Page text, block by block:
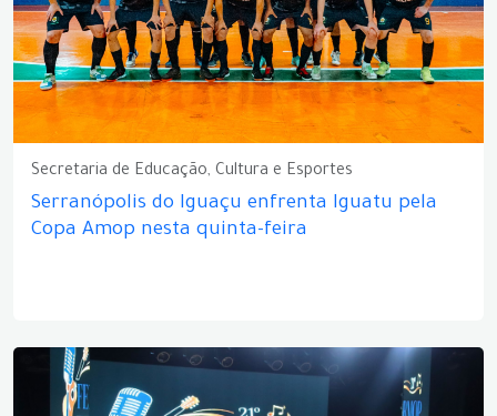
Secretaria de Educação, Cultura e Esportes
Serranópolis do Iguaçu enfrenta Iguatu pela
Copa Amop nesta quinta-feira